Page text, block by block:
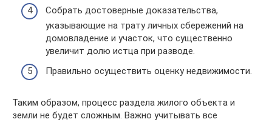
Собрать достоверные доказательства,
указывающие на трату личных сбережений на
домовладение и участок, что существенно
увеличит долю истца при разводе.
Правильно осуществить оценку недвижимости.
Таким образом, процесс раздела жилого объекта и
земли не будет сложным. Важно учитывать все